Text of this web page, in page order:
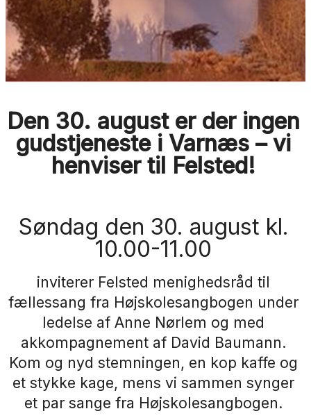
Den 30. august er der ingen
gudstjeneste i Varnæs – vi
henviser til Felsted!
Søndag den 30. august kl.
10.00-11.00
inviterer Felsted menighedsråd til
fællessang fra Højskolesangbogen under
ledelse af Anne Nørlem og med
akkompagnement af David Baumann.
Kom og nyd stemningen, en kop kaffe og
et stykke kage, mens vi sammen synger
et par sange fra Højskolesangbogen.